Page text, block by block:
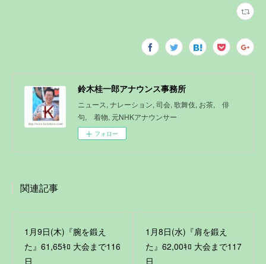
鈴木桂一郎アナウンス事務所
ニュース, ナレーション, 司会, 歌舞伎, お茶, 俳
句, 着物, 元NHKアナウンサー
フォロー
関連記事
1月9日(木)『腕を鍛え
た』61,65ｷﾛ 大会まで116
日
1月8日(水)『肩を鍛え
た』62,00ｷﾛ 大会まで117
日